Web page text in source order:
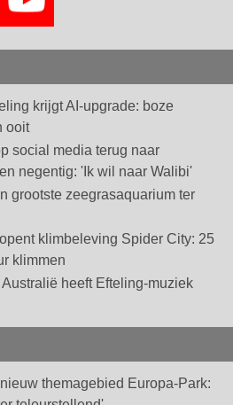
krijgt AI-upgrade: boze
ooit
social media terug naar
negentig: 'Ik wil naar Walibi'
grootste zeegrasaquarium ter
klimbeleving Spider City: 25
klimmen
heeft Efteling-muziek
themagebied Europa-Park: